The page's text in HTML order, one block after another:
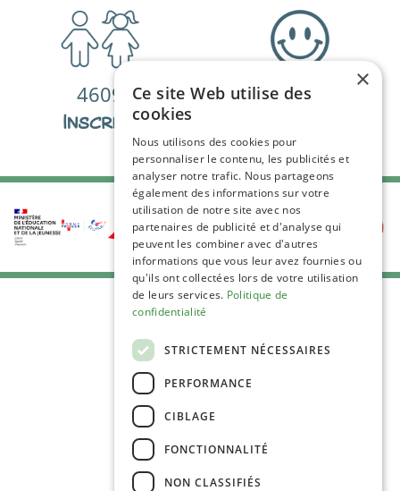
4609
Inscrits
98%
C.G.V
Mentions Légales
Espace Professionnels
Nous contacter
×
Ce site Web utilise des
cookies
Nous utilisons des cookies pour
personnaliser le contenu, les publicités et
analyser notre trafic. Nous partageons
également des informations sur votre
utilisation de notre site avec nos
partenaires de publicité et d'analyse qui
peuvent les combiner avec d'autres
informations que vous leur avez fournies ou
qu'ils ont collectées lors de votre utilisation
de leurs services. Politique de
confidentialité
STRICTEMENT NÉCESSAIRES
PERFORMANCE
CIBLAGE
FONCTIONNALITÉ
NON CLASSIFIÉS